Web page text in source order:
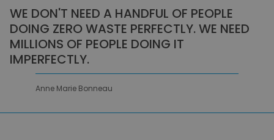
WE DON'T NEED A HANDFUL OF PEOPLE
DOING ZERO WASTE PERFECTLY. WE NEED
MILLIONS OF PEOPLE DOING IT
IMPERFECTLY.
Anne Marie Bonneau